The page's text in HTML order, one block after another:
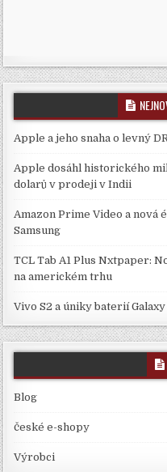
Apple a jeho snaha o levný
Apple dosáhl historického
dolarů v prodeji v Indii
Amazon Prime Video a nová
Samsung
TCL Tab A1 Plus Nxtpaper:
na americkém trhu
Vivo S2 a úniky baterií
Blog
české e-shopy
Výrobci